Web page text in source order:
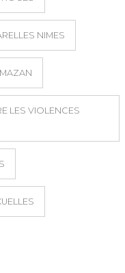
NIMES
LES VIOLENCES